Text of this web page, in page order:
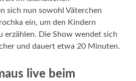
sich nun sowohl Väterchen
ein, um den Kindern
erzählen. Die Show wendet sich
und dauert etwa 20 Minuten.
live beim